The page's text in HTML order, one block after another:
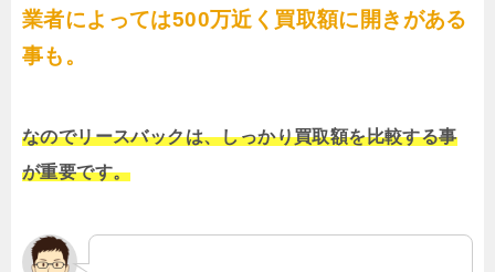
業者によっては500万近く買取額に開きがある
事も。
なのでリースバックは、しっかり買取額を比較する事
が重要です。